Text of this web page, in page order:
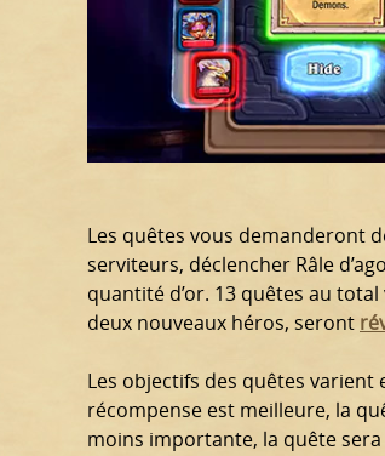
Les quêtes vous demanderont
serviteurs, déclencher Râle
quantité d’or. 13 quêtes au
deux nouveaux héros, seront
Les objectifs des quêtes varient
récompense est meilleure, la
moins importante, la quête